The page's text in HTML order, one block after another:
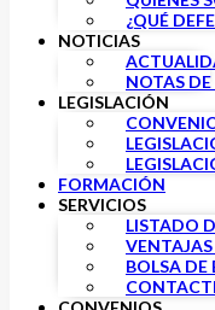
¿QUÉ
NOTICIAS
NOTAS DE
LEGISLACIÓN
FORMACIÓN
SERVICIOS
LISTADO
BOLSA DE
Fsie
El
de